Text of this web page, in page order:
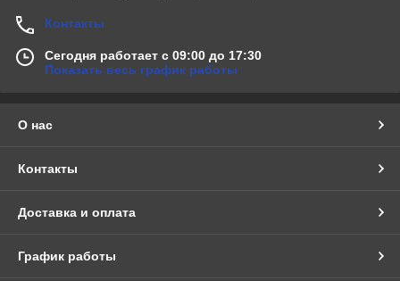
Контакты
Сегодня работает с 09:00 до 17:30
Показать весь график работы
О нас
Контакты
Доставка и оплата
График работы